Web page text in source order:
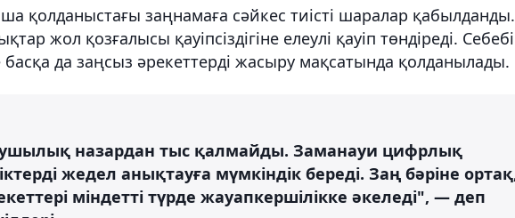
қолданыстағы заңнамаға сәйкес тиісті шаралар қабылданды.
жол қозғалысы қауіпсіздігіне елеулі қауіп төндіреді. Себебі
басқа да заңсыз әрекеттерді жасыру мақсатында қолданылады.
назардан тыс қалмайды. Заманауи цифрлық
жедел анықтауға мүмкіндік береді. Заң бәріне
міндетті түрде жауапкершілікке әкеледі", — деп